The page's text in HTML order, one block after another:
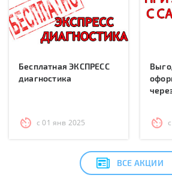
Бесплатная ЭКСПРЕСС
диагностика
с 01 янв 2025
ВСЕ АКЦИИ